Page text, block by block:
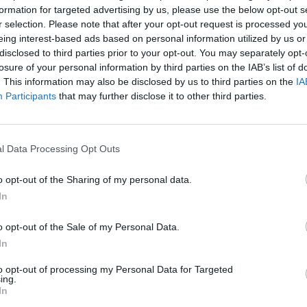
for targeted advertising by us, please use the below opt-out
selection. Please note that after your opt-out request is processed
interest-based ads based on personal information utilized by us
to third parties prior to your opt-out. You may separately
of your personal information by third parties on the IAB’s list of
This information may also be disclosed by us to third parties on the
Participants that may further disclose it to other third parties.
Data Processing Opt Outs
opt-out of the Sharing of my personal data.
opt-out of the Sale of my Personal Data.
opt-out of processing my Personal Data for Targeted
az arany árfolyama ma hajnalban, a
A technikai elemzés szemszögéből vizsgálva
áttörésre kerültek, így nagy a kitörés valószínűsége.
Az arany árfolyama idén egy 415 és 447 dollár közötti
kilépett, és célba vette a 450 dollár feletti szinteket. A
portfolio.hu hírarchívumához tartozik, melynek olvasása